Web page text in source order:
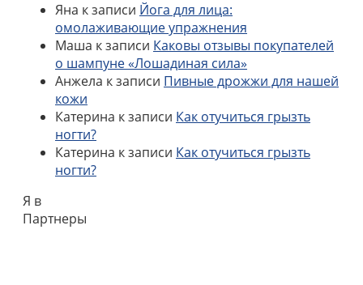
Яна к записи Йога для лица:
омолаживающие упражнения
Маша к записи Каковы отзывы покупателей
о шампуне «Лошадиная сила»
Анжела к записи Пивные дрожжи для нашей
кожи
Катерина к записи Как отучиться грызть
ногти?
Катерина к записи Как отучиться грызть
ногти?
Я в
Партнеры